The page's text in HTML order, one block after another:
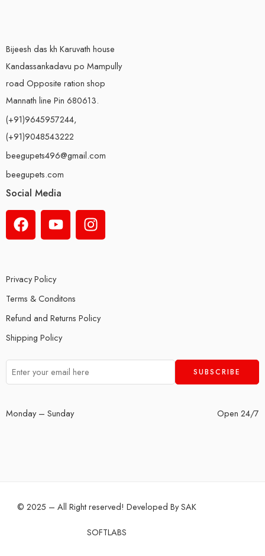
Bijeesh das kh Karuvath house
Kandassankadavu po Mampully
road Opposite ration shop
Mannath line Pin 680613.
(+91)9645957244,
(+91)9048543222
beegupets496@gmail.com
beegupets.com
Social Media
Privacy Policy
Terms & Conditons
Refund and Returns Policy
Shipping Policy
Monday – Sunday Open 24/7
© 2025 – All Right reserved! Developed BySAK
SOFTLABS